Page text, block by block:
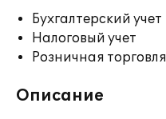
Бухгалтерский учет
Налоговый учет
Розничная торговля
Описание